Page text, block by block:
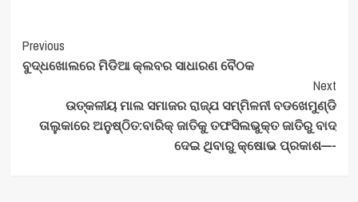
Post
Navigation
Previous
ବୁଦ୍ଧଖୋଲରେ ମିଡିଆ କ୍ଲବର ସାଧାରଣ ବୈଠକ
Next
ଉତ୍କଳୀୟ ମାଲ ସମାଜର ରାଜ୍ଯ ସମ୍ମିଳନୀ ବଡଖେମୁଣ୍ଡି
ତାଲୁକାରେ ଅନୁଷ୍ଠିତ:ବାରିକ୍ ଜାତିକୁ ତଫସିଲଭୁକ୍ତ ଜାତିରୁ ବାଦ୍
ଦେଇ ଥିବାରୁ କ୍ଷୋଭ ପ୍ରକାଶ—-